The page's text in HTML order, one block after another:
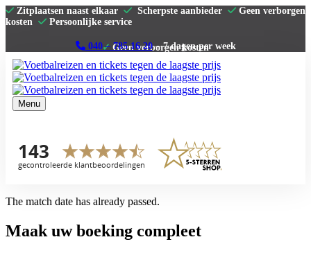
Zitplaatsen naast elkaar Scherpste aanbieder
Geen verborgen
kosten
Persoonlijke service
040 – 785 16 20– 7 dagen per week
Menu
La Liga
Serie A
Contact
The match date has already passed.
Maak uw boeking compleet